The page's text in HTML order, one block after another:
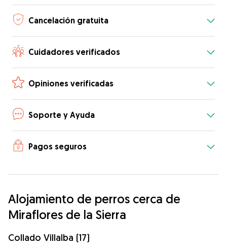
Cancelación gratuita
Cuidadores verificados
Opiniones verificadas
Soporte y Ayuda
Pagos seguros
Alojamiento de perros cerca de
Miraflores de la Sierra
Collado Villalba (17)